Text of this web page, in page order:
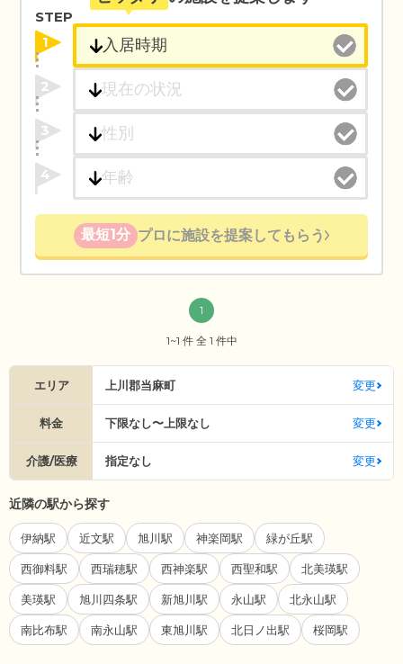
STEP
1
2
3
4
最短1分 プロに施設を提案してもらう
1
1~1 件 全 1 件中
エリア 上川郡当麻町 変更
料金 下限なし〜上限なし 変更
介護/医療 指定なし 変更
近隣の駅から探す
伊納駅 近文駅 旭川駅 神楽岡駅 緑が丘駅
西御料駅 西瑞穂駅 西神楽駅 西聖和駅 北美瑛駅
美瑛駅 旭川四条駅 新旭川駅 永山駅 北永山駅
南比布駅 南永山駅 東旭川駅 北日ノ出駅 桜岡駅